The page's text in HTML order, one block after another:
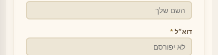
דוא״ל *